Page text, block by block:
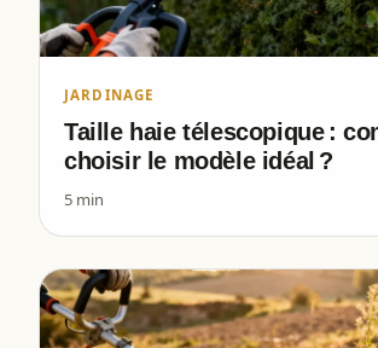
JARDINAGE
Taille haie télescopique :
choisir le modèle idéal ?
5 min